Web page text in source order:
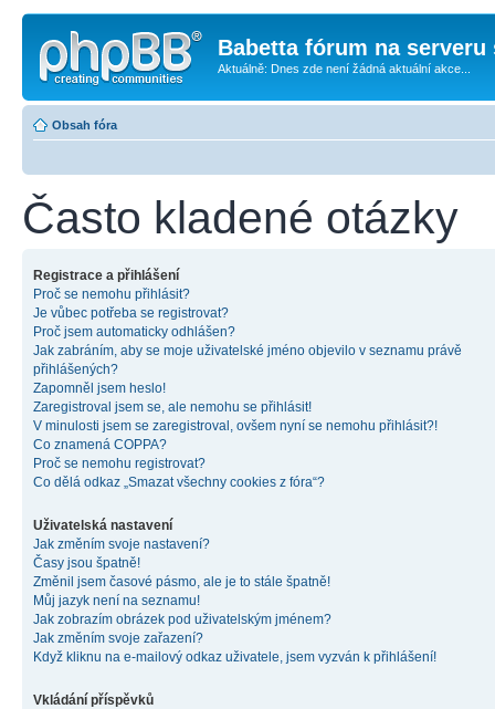
Babetta fórum na serveru
Aktuálně: Dnes zde není žádná aktuální akce...
Obsah fóra
Často kladené otázky
Registrace a přihlášení
Proč se nemohu přihlásit?
Je vůbec potřeba se registrovat?
Proč jsem automaticky odhlášen?
Jak zabráním, aby se moje uživatelské jméno objevilo v seznamu právě
přihlášených?
Zapomněl jsem heslo!
Zaregistroval jsem se, ale nemohu se přihlásit!
V minulosti jsem se zaregistroval, ovšem nyní se nemohu přihlásit?!
Co znamená COPPA?
Proč se nemohu registrovat?
Co dělá odkaz „Smazat všechny cookies z fóra“?
Uživatelská nastavení
Jak změním svoje nastavení?
Časy jsou špatně!
Změnil jsem časové pásmo, ale je to stále špatně!
Můj jazyk není na seznamu!
Jak zobrazím obrázek pod uživatelským jménem?
Jak změním svoje zařazení?
Když kliknu na e-mailový odkaz uživatele, jsem vyzván k přihlášení!
Vkládání příspěvků